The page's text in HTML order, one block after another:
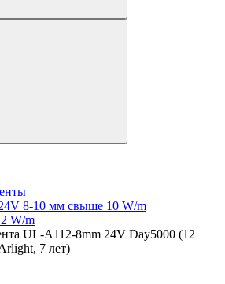
8-10 мм свыше 10 W/m
W/m
UL-A112-8mm 24V Day5000 (12
7 лет)